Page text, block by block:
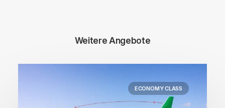
Weitere Angebote
ECONOMY CLASS